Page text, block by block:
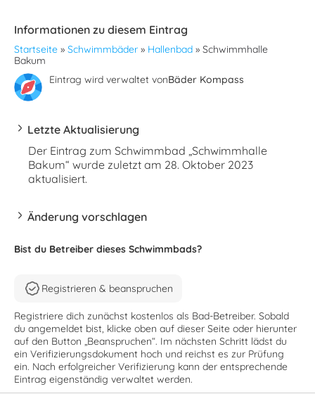
Informationen zu diesem Eintrag
Startseite » Schwimmbäder » Hallenbad » Schwimmhalle
Bakum
Eintrag wird verwaltet vonBäder Kompass
Letzte Aktualisierung
Der Eintrag zum Schwimmbad „Schwimmhalle
Bakum“ wurde zuletzt am 28. Oktober 2023
aktualisiert.
Änderung vorschlagen
Bist du Betreiber dieses Schwimmbads?
Registrieren & beanspruchen
Registriere dich zunächst kostenlos als Bad-Betreiber. Sobald
du angemeldet bist, klicke oben auf dieser Seite oder hierunter
auf den Button „Beanspruchen“. Im nächsten Schritt lädst du
ein Verifizierungsdokument hoch und reichst es zur Prüfung
ein. Nach erfolgreicher Verifizierung kann der entsprechende
Eintrag eigenständig verwaltet werden.